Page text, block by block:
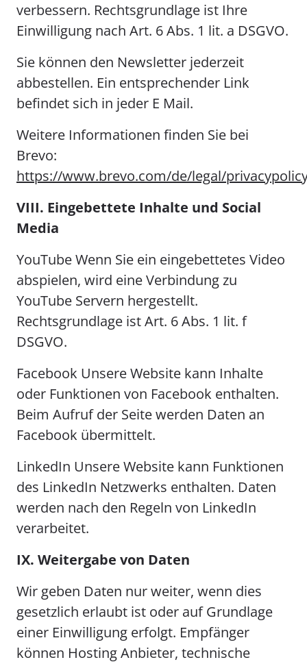
verbessern. Rechtsgrundlage ist Ihre
Einwilligung nach Art. 6 Abs. 1 lit. a DSGVO.
Sie können den Newsletter jederzeit
abbestellen. Ein entsprechender Link
befindet sich in jeder E Mail.
Weitere Informationen finden Sie bei
Brevo:
https://www.brevo.com/de/legal/
VIII. Eingebettete Inhalte und Social
Media
YouTube Wenn Sie ein eingebettetes Video
abspielen, wird eine Verbindung zu
YouTube Servern hergestellt.
Rechtsgrundlage ist Art. 6 Abs. 1 lit. f
DSGVO.
Facebook Unsere Website kann Inhalte
oder Funktionen von Facebook enthalten.
Beim Aufruf der Seite werden Daten an
Facebook übermittelt.
LinkedIn Unsere Website kann Funktionen
des LinkedIn Netzwerks enthalten. Daten
werden nach den Regeln von LinkedIn
verarbeitet.
IX. Weitergabe von Daten
Wir geben Daten nur weiter, wenn dies
gesetzlich erlaubt ist oder auf Grundlage
einer Einwilligung erfolgt. Empfänger
können Hosting Anbieter, technische